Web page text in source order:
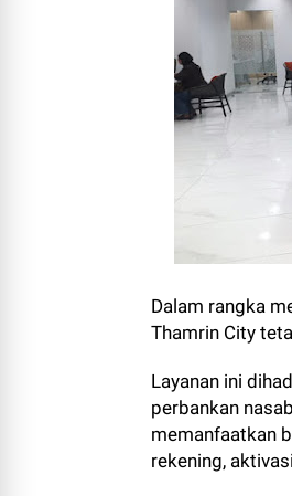
Dalam rangka
Thamrin City
Layanan ini
perbankan
memanfaatkan
rekening,